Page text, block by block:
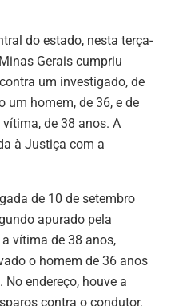
do estado, nesta terça-
Gerais cumpriu
um investigado, de
um homem, de 36, e de
de 38 anos. A
à Justiça com a
de 10 de setembro
apurado pela
vítima de 38 anos,
o homem de 36 anos
endereço, houve a
contra o condutor,